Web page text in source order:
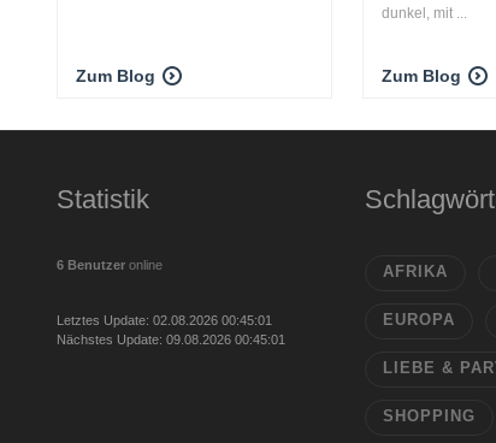
Zum Blog
dunkel, mit ...
Zum Blog
Statistik
6 Benutzer online
Letztes Update: 02.08.2026 00:45:01
Nächstes Update: 09.08.2026 00:45:01
AFRIKA
EUROPA
LIEBE &
SHOPPING